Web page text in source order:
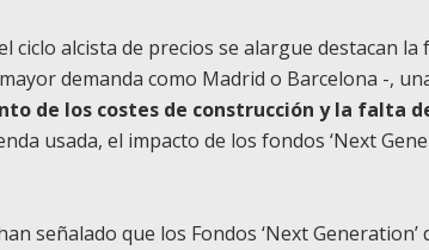
alcista de precios se alargue destacan la
demanda como Madrid o Barcelona -,
de los costes de construcción y la falta
usada, el impacto de los fondos ‘Next
señalado que los Fondos ‘Next Generation’